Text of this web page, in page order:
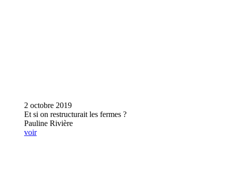
2 octobre 2019
Et si on restructurait les fermes ?
Pauline Rivière
voir